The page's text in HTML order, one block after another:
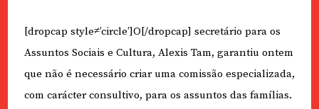
[dropcap style≠’circle’]O[/dropcap] secretário para os
Assuntos Sociais e Cultura, Alexis Tam, garantiu ontem
que não é necessário criar uma comissão especializada,
com carácter consultivo, para os assuntos das famílias.